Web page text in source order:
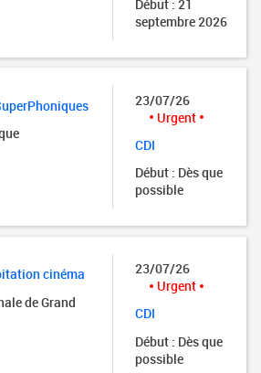
Début : 21
septembre 2026
23/07/26
Urgent
CDI
Début : Dès que
possible
cinéma
de Grand
23/07/26
Urgent
CDI
Début : Dès que
possible